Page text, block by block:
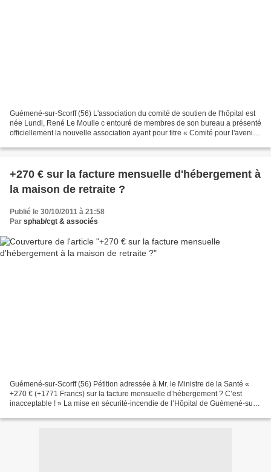
Guémené-sur-Scorff (56) L'association du comité de soutien de l'hôpital est
née Lundi, René Le Moulle c entouré de membres de son bureau a présenté
officiellement la nouvelle association ayant pour titre « Comité pour l'avenir
+270 € sur la facture mensuelle d'hébergement à
la maison de retraite ?
Publié le 30/10/2011 à 21:58
Par sphab/cgt & associés
Guémené-sur-Scorff (56) Pétition adressée à Mr. le Ministre de la Santé «
+270 € (+1771 Francs) sur la facture mensuelle d’hébergement ? C’est
inacceptable ! » La mise en sécurité-incendie de l’Hôpital de Guémené-sur-